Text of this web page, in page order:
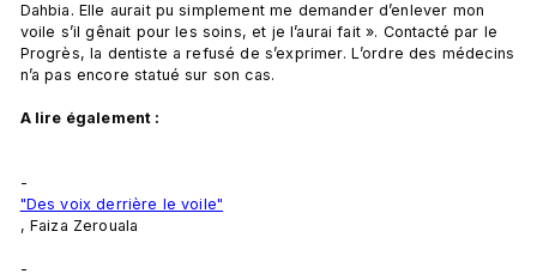
Dahbia. Elle aurait pu simplement me demander d’enlever mon
voile s’il gênait pour les soins, et je l’aurai fait ». Contacté par le
Progrès, la dentiste a refusé de s’exprimer. L’ordre des médecins
n’a pas encore statué sur son cas.
A lire également :
-
"Des voix derrière le voile"
, Faiza Zerouala
-